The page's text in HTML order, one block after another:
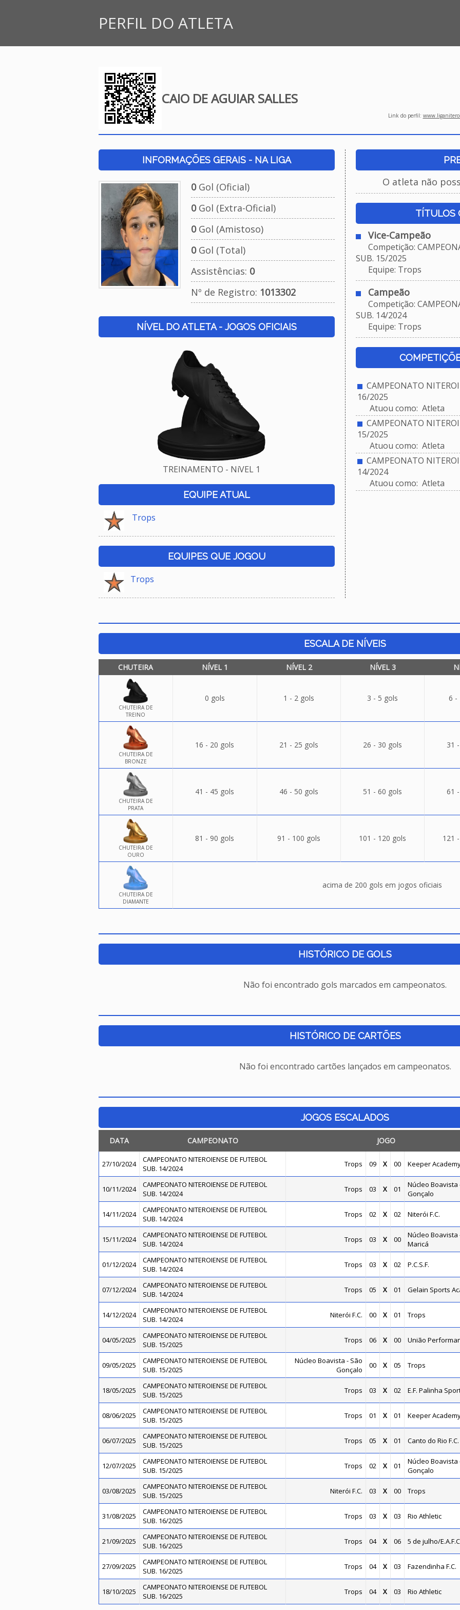
PERFIL DO ATLETA
CAIO DE AGUIAR SALLES
Link do perfil:
INFORMAÇÕES GERAIS - NA LIGA
0Gol (Oficial)
0Gol (Extra-Oficial)
0Gol (Amistoso)
0Gol (Total)
Assistências: 0
Nº de Registro: 1013302
NÍVEL DO ATLETA - JOGOS OFICIAIS
TREINAMENTO - NíVEL 1
EQUIPE ATUAL
Trops
EQUIPES QUE JOGOU
Trops
O atleta não
TÍTULOS
Vice-Campeão
Competição:
SUB. 15/2025
Equipe: Trops
Campeão
Competição:
SUB. 14/2024
Equipe: Trops
CAMPEONATO
16/2025
Atuou como: Atleta
CAMPEONATO
15/2025
Atuou como: Atleta
CAMPEONATO
14/2024
Atuou como: Atleta
ESCALA DE NÍVEIS
CHUTEIRA NÍVEL 1 NÍVEL 2 NÍVEL 3
CHUTEIRA DE
TREINO
0 gols 1 - 2 gols 3 - 5 gols 6 -
CHUTEIRA DE
BRONZE
16 - 20 gols 21 - 25 gols 26 - 30 gols 31
CHUTEIRA DE
PRATA
41 - 45 gols 46 - 50 gols 51 - 60 gols 61
CHUTEIRA DE
OURO
81 - 90 gols 91 - 100 gols 101 - 120 gols 121
CHUTEIRA DE
DIAMANTE
acima de 200 gols em jogos oficiais
HISTÓRICO DE GOLS
Não foi encontrado gols marcados em campeonatos.
HISTÓRICO DE CARTÕES
Não foi encontrado cartões lançados em campeonatos.
JOGOS ESCALADOS
DATA CAMPEONATO JOGO
27/10/2024
CAMPEONATO NITEROIENSE DE FUTEBOL
SUB. 14/2024
Trops 09 X 00 Keeper
10/11/2024
CAMPEONATO NITEROIENSE DE FUTEBOL
SUB. 14/2024
Trops 03 X 01
Núcleo Boavista
Gonçalo
14/11/2024
CAMPEONATO NITEROIENSE DE FUTEBOL
SUB. 14/2024
Trops 02 X 02 Niterói F.C.
15/11/2024
CAMPEONATO NITEROIENSE DE FUTEBOL
SUB. 14/2024
Trops 03 X 00
Núcleo Boavista
Maricá
01/12/2024
CAMPEONATO NITEROIENSE DE FUTEBOL
SUB. 14/2024
Trops 03 X 02 P.C.S.F.
07/12/2024
CAMPEONATO NITEROIENSE DE FUTEBOL
SUB. 14/2024
Trops 05 X 01 Gelain Sports
14/12/2024
CAMPEONATO NITEROIENSE DE FUTEBOL
SUB. 14/2024
Niterói F.C. 00 X 01 Trops
04/05/2025
CAMPEONATO NITEROIENSE DE FUTEBOL
SUB. 15/2025
Trops 06 X 00 União
09/05/2025
CAMPEONATO NITEROIENSE DE FUTEBOL
SUB. 15/2025
Núcleo Boavista - São
Gonçalo
00 X 05 Trops
18/05/2025
CAMPEONATO NITEROIENSE DE FUTEBOL
SUB. 15/2025
Trops 03 X 02 E.F. Palinha
08/06/2025
CAMPEONATO NITEROIENSE DE FUTEBOL
SUB. 15/2025
Trops 01 X 01 Keeper
06/07/2025
CAMPEONATO NITEROIENSE DE FUTEBOL
SUB. 15/2025
Trops 05 X 01 Canto do Rio F.C.
12/07/2025
CAMPEONATO NITEROIENSE DE FUTEBOL
SUB. 15/2025
Trops 02 X 01
Núcleo Boavista
Gonçalo
03/08/2025
CAMPEONATO NITEROIENSE DE FUTEBOL
SUB. 15/2025
Niterói F.C. 03 X 00 Trops
31/08/2025
CAMPEONATO NITEROIENSE DE FUTEBOL
SUB. 16/2025
Trops 03 X 03 Rio Athletic
21/09/2025
CAMPEONATO NITEROIENSE DE FUTEBOL
SUB. 16/2025
Trops 04 X 06 5 de julho/
27/09/2025
CAMPEONATO NITEROIENSE DE FUTEBOL
SUB. 16/2025
Trops 04 X 03 Fazendinha F.C.
18/10/2025
CAMPEONATO NITEROIENSE DE FUTEBOL
SUB. 16/2025
Trops 04 X 03 Rio Athletic